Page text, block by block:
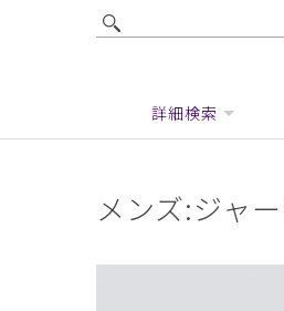
詳細検索
メンズ:ジャ